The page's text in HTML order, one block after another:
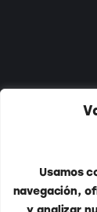
Usamos
navegación,